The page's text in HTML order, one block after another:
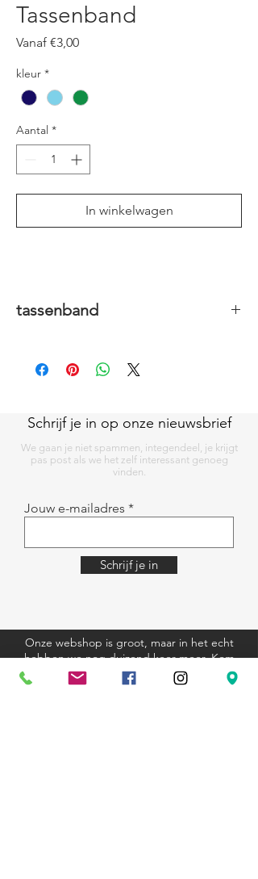
Tassenband
Vanaf €3,00Verkoopprijs
kleur *
Aantal *
In winkelwagen
tassenband
Schrijf je in op onze nieuwsbrief
We gaan je niet spammen, integendeel, je krijgt
pas post als we het zelf interessant genoeg
vinden.
Jouw e-mailadres
Schrijf je in
Onze webshop is groot, maar in het echt
hebben we nog duizend keer meer. Kom
eens langs, we helpen je graag.